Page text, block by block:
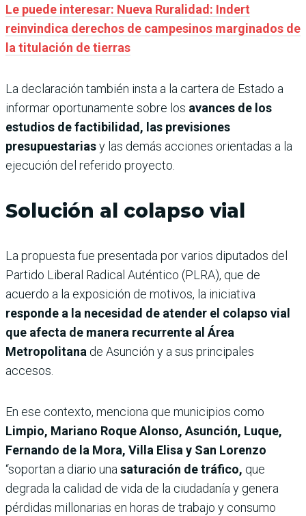
Le puede interesar: Nueva Ruralidad: Indert
reinvindica derechos de campesinos marginados de
la titulación de tierras
La declaración también insta a la cartera de Estado a
informar oportunamente sobre los avances de los
estudios de factibilidad, las previsiones
presupuestariasy las demás acciones orientadas a la
ejecución del referido proyecto.
Solución al colapso vial
La propuesta fue presentada por varios diputados del
Partido Liberal Radical Auténtico (PLRA), que de
acuerdo a la exposición de motivos, la iniciativa
responde a la necesidad de atender el colapso vial
que afecta de manera recurrente al Área
Metropolitana de Asunción y a sus principales
accesos.
En ese contexto, menciona que municipios como
Limpio, Mariano Roque Alonso, Asunción, Luque,
Fernando de la Mora, Villa Elisa y San Lorenzo
“soportan a diario una saturación de tráfico, que
degrada la calidad de vida de la ciudadanía y genera
pérdidas millonarias en horas de trabajo y consumo